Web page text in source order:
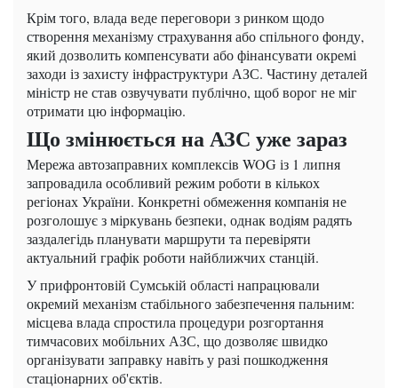
Крім того, влада веде переговори з ринком щодо
створення механізму страхування або спільного фонду,
який дозволить компенсувати або фінансувати окремі
заходи із захисту інфраструктури АЗС. Частину деталей
міністр не став озвучувати публічно, щоб ворог не міг
отримати цю інформацію.
Що змінюється на АЗС уже зараз
Мережа автозаправних комплексів WOG із 1 липня
запровадила особливий режим роботи в кількох
регіонах України. Конкретні обмеження компанія не
розголошує з міркувань безпеки, однак водіям радять
заздалегідь планувати маршрути та перевіряти
актуальний графік роботи найближчих станцій.
У прифронтовій Сумській області напрацювали
окремий механізм стабільного забезпечення пальним:
місцева влада спростила процедури розгортання
тимчасових мобільних АЗС, що дозволяє швидко
організувати заправку навіть у разі пошкодження
стаціонарних об'єктів.